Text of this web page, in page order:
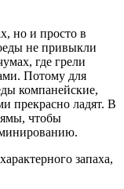
но и просто в
не привыкли
где грели
Потому для
компанейские,
прекрасно ладят. В
чтобы
запаха,